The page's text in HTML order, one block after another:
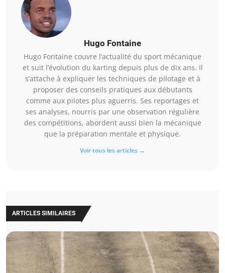
Hugo Fontaine
Hugo Fontaine couvre l’actualité du sport mécanique
et suit l’évolution du karting depuis plus de dix ans. Il
s’attache à expliquer les techniques de pilotage et à
proposer des conseils pratiques aux débutants
comme aux pilotes plus aguerris. Ses reportages et
ses analyses, nourris par une observation régulière
des compétitions, abordent aussi bien la mécanique
que la préparation mentale et physique.
Voir tous les articles →
ARTICLES SIMILAIRES